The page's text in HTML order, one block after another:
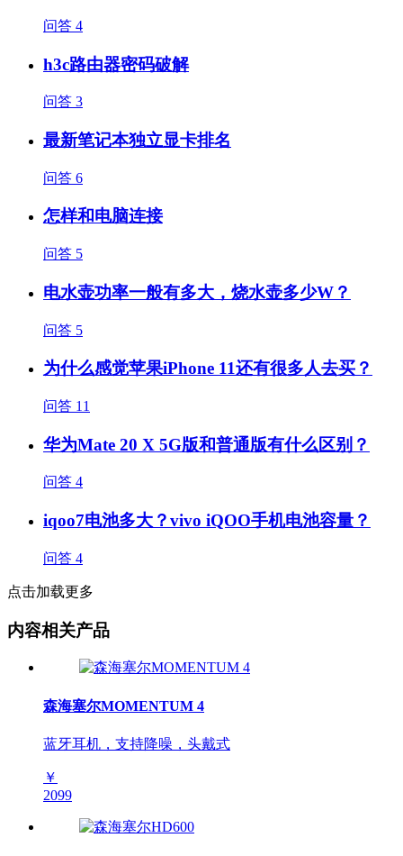
问答 4
h3c路由器密码破解
问答 3
最新笔记本独立显卡排名
问答 6
怎样和电脑连接
问答 5
电水壶功率一般有多大，烧水壶多少W？
问答 5
为什么感觉苹果iPhone 11还有很多人去买？
问答 11
华为Mate 20 X 5G版和普通版有什么区别？
问答 4
iqoo7电池多大？vivo iQOO手机电池容量？
问答 4
点击加载更多
内容相关产品
森海塞尔MOMENTUM 4
蓝牙耳机，支持降噪，头戴式
￥
2099